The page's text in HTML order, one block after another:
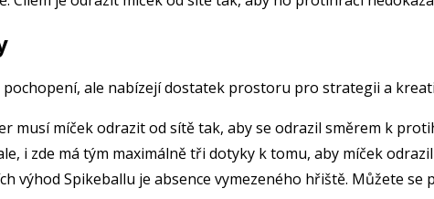
ale nabízejí dostatek prostoru pro strategii a
musí míček odrazit od sítě tak, aby se odrazil směrem k
i zde má tým maximálně tři dotyky k tomu, aby míček
výhod Spikeballu je absence vymezeného hřiště. Můžete